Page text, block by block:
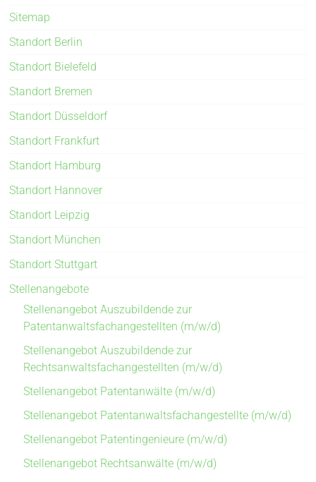
Sitemap
Standort Berlin
Standort Bielefeld
Standort Bremen
Standort Düsseldorf
Standort Frankfurt
Standort Hamburg
Standort Hannover
Standort Leipzig
Standort München
Standort Stuttgart
Stellenangebote
Stellenangebot Auszubildende zur
Patentanwaltsfachangestellten (m/w/d)
Stellenangebot Auszubildende zur
Rechtsanwaltsfachangestellten (m/w/d)
Stellenangebot Patentanwälte (m/w/d)
Stellenangebot Patentanwaltsfachangestellte (m/w/d)
Stellenangebot Patentingenieure (m/w/d)
Stellenangebot Rechtsanwälte (m/w/d)